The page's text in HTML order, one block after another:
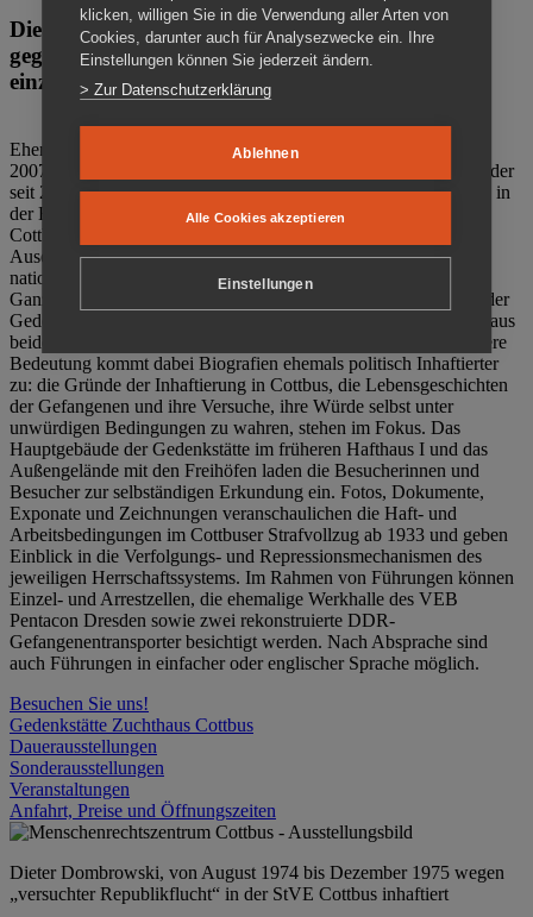
Die Gedenkstätte Zuchthaus Cottbus ist ein Ort
gegen das Vergessen. Anschaulich, nah und
einzigartig.
Ehemalige politische Häftlinge der DDR gründeten im Oktober
2007 den Verein Menschenrechtszentrum Cottbus e. V. (MRZ), der
seit 2011 Eigentümer des ehemaligen Gefängnisses (1860-2002) in
der Bautzener Straße und Träger der Gedenkstätte Zuchthaus
Cottbus ist. Im Zentrum der Arbeit der Gedenkstätte steht die
Auseinandersetzung mit politischem Unrecht während der
nationalsozialistischen Terrorherrschaft und der SED-Diktatur.
Ganzjährig zeigen mehrere Dauer- und Sonderausstellungen in der
Gedenkstätte Zuchthaus Cottbus Beispiele politischen Unrechts aus
beiden deutschen Diktaturen des 20. Jahrhunderts. Eine besondere
Bedeutung kommt dabei Biografien ehemals politisch Inhaftierter
zu: die Gründe der Inhaftierung in Cottbus, die Lebensgeschichten
der Gefangenen und ihre Versuche, ihre Würde selbst unter
unwürdigen Bedingungen zu wahren, stehen im Fokus. Das
Hauptgebäude der Gedenkstätte im früheren Hafthaus I und das
Außengelände mit den Freihöfen laden die Besucherinnen und
Besucher zur selbständigen Erkundung ein. Fotos, Dokumente,
Exponate und Zeichnungen veranschaulichen die Haft- und
Arbeitsbedingungen im Cottbuser Strafvollzug ab 1933 und geben
Einblick in die Verfolgungs- und Repressionsmechanismen des
jeweiligen Herrschaftssystems. Im Rahmen von Führungen können
Einzel- und Arrestzellen, die ehemalige Werkhalle des VEB
Pentacon Dresden sowie zwei rekonstruierte DDR-
Gefangenentransporter besichtigt werden. Nach Absprache sind
auch Führungen in einfacher oder englischer Sprache möglich.
Besuchen Sie uns!
Gedenkstätte Zuchthaus Cottbus
Dauerausstellungen
Sonderausstellungen
Veranstaltungen
Anfahrt, Preise und Öffnungszeiten
Dieter Dombrowski, von August 1974 bis Dezember 1975 wegen
„versuchter Republikflucht“ in der StVE Cottbus inhaftiert
klicken, willigen Sie in die Verwendung aller Arten von
Cookies, darunter auch für Analysezwecke ein. Ihre
Einstellungen können Sie jederzeit ändern.
> Zur Datenschutzerklärung
Ablehnen
Alle Cookies akzeptieren
Einstellungen